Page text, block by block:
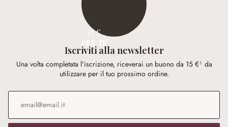
15 €
PER TE
Iscriviti alla newsletter
Una volta completata l'iscrizione, riceverai un buono da 15 €¹ da
utilizzare per il tuo prossimo ordine.
Indirizzo e-mail